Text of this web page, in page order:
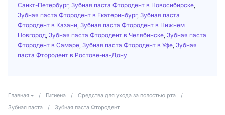
Санкт-Петербург, Зубная паста Фтородент в Новосибирске
Зубная паста Фтородент в Екатеринбург, Зубная паста
Фтородент в Казани Зубная паста Фтородент в Нижнем
Новгород Зубная паста Фтородент в Челябинске Зубная паста
Фтородент в Самаре Зубная паста Фтородент в Уфе Зубная
паста Фтородент в Ростове-на-Дону
Главная / Гигиена / Средства для ухода за полостью рта
/
Зубная паста
/ Зубная паста Фтородент